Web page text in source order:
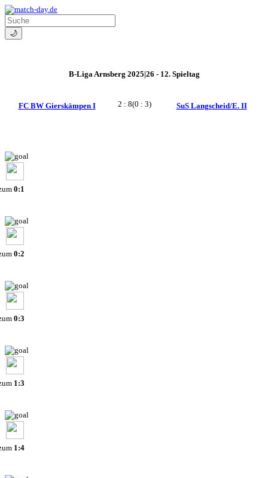
🌙
B-Liga Arnsberg 2025|26 - 12. Spieltag
FC BW Gierskämpen I 2 : 8(0 : 3) SuS Langscheid/E. II
0:1
0:2
0:3
1:3
1:4